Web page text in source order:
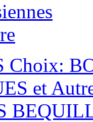
Choix:
et